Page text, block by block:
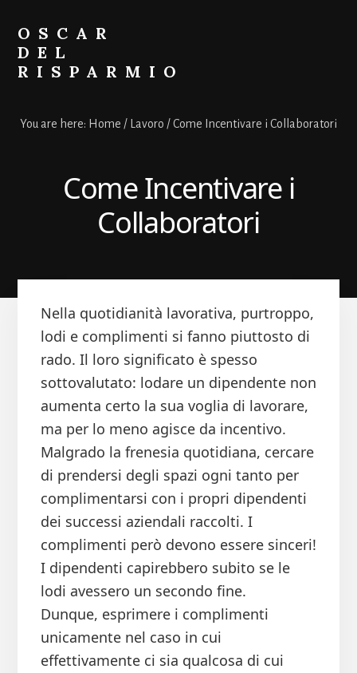
primary
sidebar
content
OSCAR
DEL
RISPARMIO
You are here: Home / Lavoro /Come Incentivare i Collaboratori
Come Incentivare i
Collaboratori
Nella quotidianità lavorativa, purtroppo,
lodi e complimenti si fanno piuttosto di
rado. Il loro significato è spesso
sottovalutato: lodare un dipendente non
aumenta certo la sua voglia di lavorare,
ma per lo meno agisce da incentivo.
Malgrado la frenesia quotidiana, cercare
di prendersi degli spazi ogni tanto per
complimentarsi con i propri dipendenti
dei successi aziendali raccolti. I
complimenti però devono essere sinceri!
I dipendenti capirebbero subito se le
lodi avessero un secondo fine.
Dunque, esprimere i complimenti
unicamente nel caso in cui
effettivamente ci sia qualcosa di cui